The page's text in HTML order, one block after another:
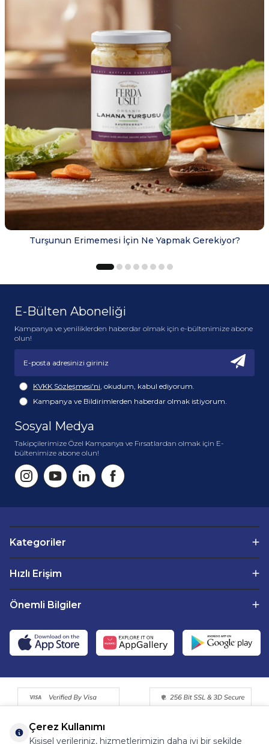
Turşunun Erimemesi İçin Ne Yapmak Gerekiyor?
E-Bülten Aboneliği
Kampanya ve yeniliklerden haberdar olmak için e-bültenimize abone
olun!
KVKK Sözleşmesi'ni , okudum, kabul ediyorum.
Kampanya ve Bildirimlerden haberdar olmak istiyorum.
Sosyal Medya
Takipçilerimize Özel Kampanya ve Fırsatlardan olmak için E-
bültenimize abone olun!
Kategoriler
Hızlı Erişim
Önemli Bilgiler
Çerez Kullanımı
Kişisel verileriniz, hizmetlerimizin daha iyi bir şekilde